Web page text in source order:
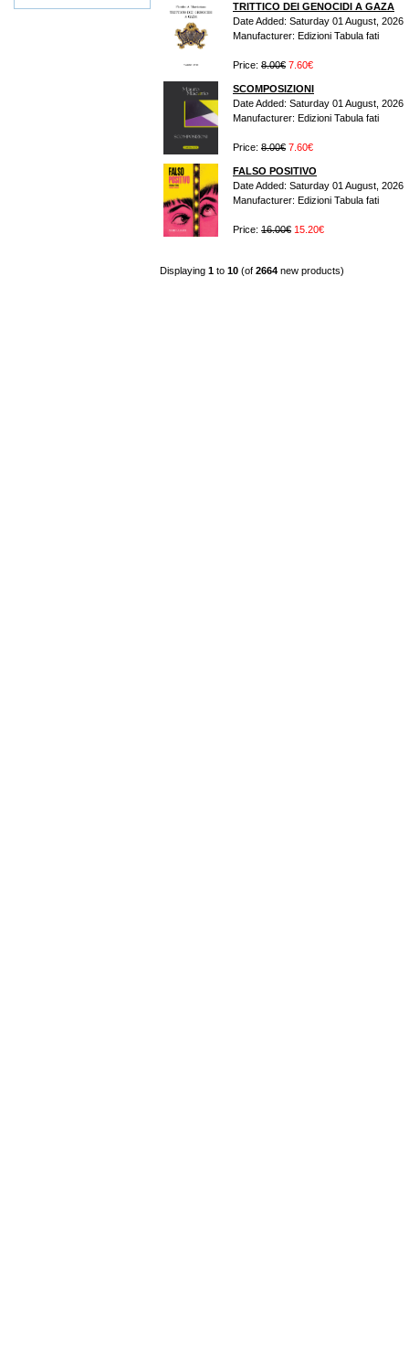
TRITTICO DEI GENOCIDI A GAZA
Date Added: Saturday 01 August, 2026
Manufacturer: Edizioni Tabula fati
Price: 8.00€ 7.60€
SCOMPOSIZIONI
Date Added: Saturday 01 August, 2026
Manufacturer: Edizioni Tabula fati
Price: 8.00€ 7.60€
FALSO POSITIVO
Date Added: Saturday 01 August, 2026
Manufacturer: Edizioni Tabula fati
Price: 16.00€ 15.20€
Displaying 1 to 10 (of 2664 new products)